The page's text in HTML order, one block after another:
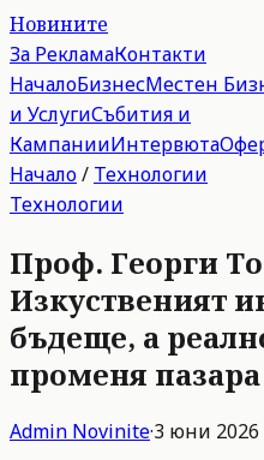
Новините
За РекламаКонтакти
НачалоБизнесМестен
и УслугиСъбития и
КампанииИнтервюта
Начало/ Технологии
Технологии
Проф. Георги
Изкуственият
бъдеще, а
променя
Admin Novinite·3 юни 2026